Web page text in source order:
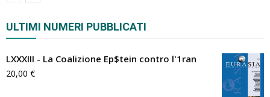
ULTIMI NUMERI PUBBLICATI
LXXXIII - La Coalizione Ep$tein contro l'1ran
20,00 €